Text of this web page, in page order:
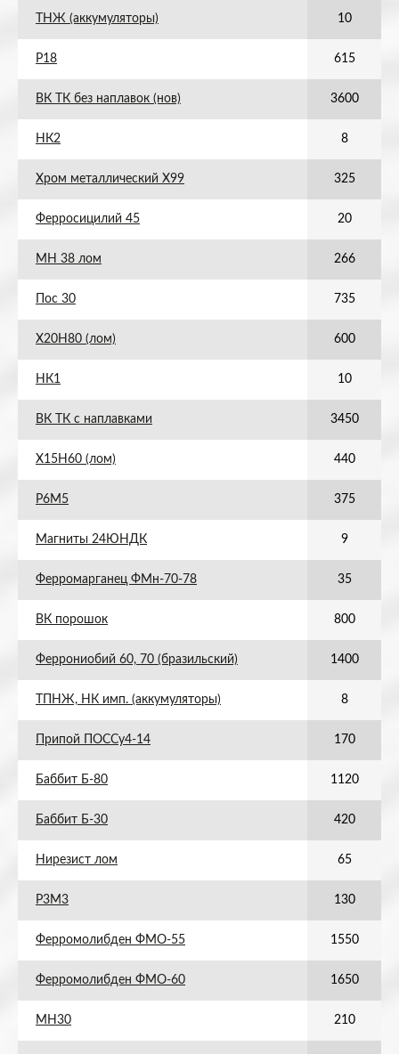
ТНЖ (аккумуляторы) 10
Р18 615
ВК ТК без наплавок (нов) 3600
НК2 8
Хром металлический Х99 325
Ферросицилий 45 20
МН 38 лом 266
Пос 30 735
Х20Н80 (лом) 600
НК1 10
ВК ТК с наплавками 3450
Х15Н60 (лом) 440
Р6М5 375
Магниты 24ЮНДК 9
Ферромарганец ФМн-70-78 35
ВК порошок 800
Феррониобий 60, 70 (бразильский) 1400
ТПНЖ, НК имп. (аккумуляторы) 8
Припой ПОССу4-14 170
Баббит Б-80 1120
Баббит Б-30 420
Нирезист лом 65
Р3М3 130
Ферромолибден ФМО-55 1550
Ферромолибден ФМО-60 1650
МН30 210